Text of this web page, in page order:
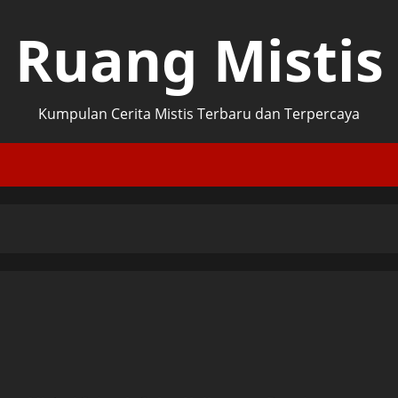
Ruang Mistis
Kumpulan Cerita Mistis Terbaru dan Terpercaya